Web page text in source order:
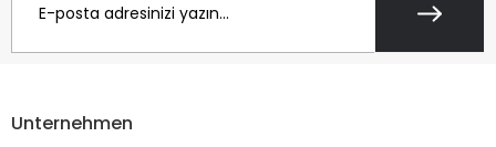
Unternehmen